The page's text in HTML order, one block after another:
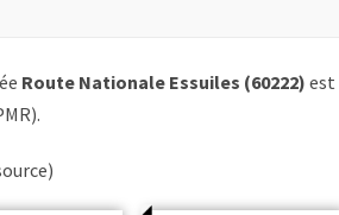
Route Nationale Essuiles (60222) est